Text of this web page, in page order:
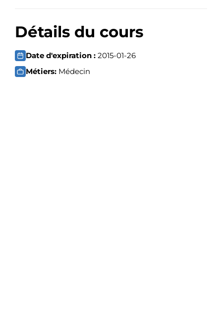
Détails du cours
Date d'expiration : 2015-01-26
Métiers: Médecin